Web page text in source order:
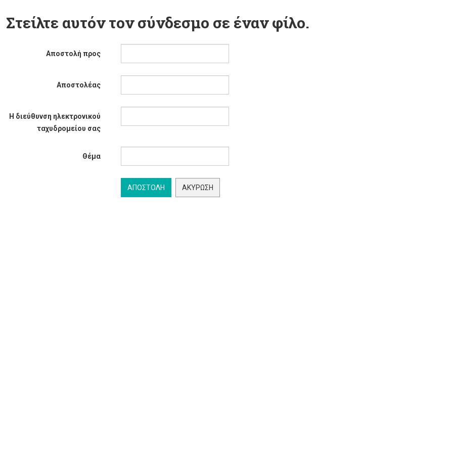
Στείλτε αυτόν τον σύνδεσμο σε έναν φίλο.
Αποστολή προς
Αποστολέας
Η διεύθυνση ηλεκτρονικού
ταχυδρομείου σας
Θέμα
ΑΠΟΣΤΟΛΉ ΑΚΎΡΩΣΗ